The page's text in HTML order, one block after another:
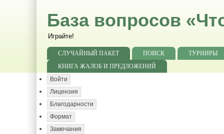
База вопросов
Играйте!
СЛУЧАЙНЫЙ ПАКЕТ ПОИСК
ТУРНИРЫ
КНИГА ЖАЛОБ И ПРЕДЛОЖЕНИЙ
Войти
Лицензия
Благодарности
Формат
Замечания